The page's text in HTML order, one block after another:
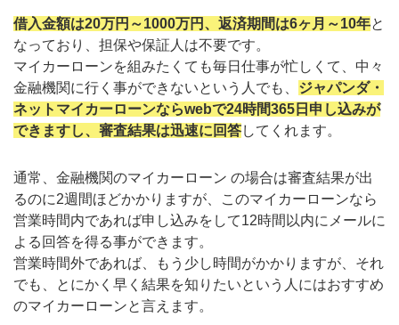
借入金額は20万円～1000万円、返済期間は6ヶ月～10年と
なっており、担保や保証人は不要です。
マイカーローンを組みたくても毎日仕事が忙しくて、中々
金融機関に行く事ができないという人でも、 ジャパンダ・
ネットマイカーローンならwebで24時間365日申し込みが
できますし、審査結果は迅速に回答してくれます。
通常、金融機関のマイカーローン の場合は審査結果が出
るのに2週間ほどかかりますが、このマイカーローンなら
営業時間内であれば申し込みをして12時間以内にメールに
よる回答を得る事ができます。
営業時間外であれば、もう少し時間がかかりますが、それ
でも、とにかく早く結果を知りたいという人にはおすすめ
のマイカーローンと言えます。